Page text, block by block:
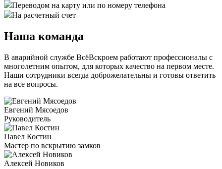
Переводом на карту или по номеру телефона
На расчетный счет
Наша команда
В аварийной службе ВсёВскроем работают профессионалы с
многолетним опытом, для которых качество на первом месте.
Наши сотрудники всегда доброжелательны и готовы ответить
на все вопросы.
Евгений Мясоедов
Руководитель
Павел Костин
Мастер по вскрытию замков
Алексей Новиков